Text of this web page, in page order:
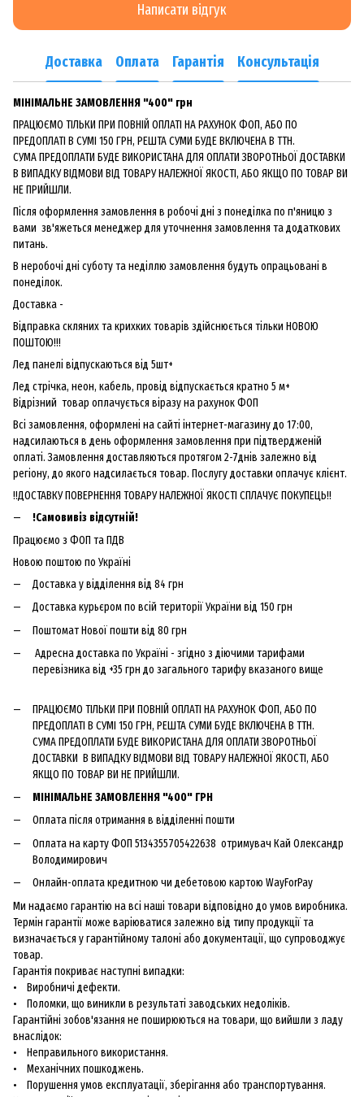
Написати відгук
Доставка Оплата Гарантія Консультація
МІНІМАЛЬНЕ ЗАМОВЛЕННЯ "400" грн
ПРАЦЮЄМО ТІЛЬКИ ПРИ ПОВНІЙ ОПЛАТІ НА РАХУНОК ФОП, АБО ПО
ПРЕДОПЛАТІ В СУМІ 150 ГРН, РЕШТА СУМИ БУДЕ ВКЛЮЧЕНА В ТТН.
СУМА ПРЕДОПЛАТИ БУДЕ ВИКОРИСТАНА ДЛЯ ОПЛАТИ ЗВОРОТНЬОЇ ДОСТАВКИ
В ВИПАДКУ ВІДМОВИ ВІД ТОВАРУ НАЛЕЖНОЇ ЯКОСТІ, АБО ЯКЩО ПО ТОВАР ВИ
НЕ ПРИЙШЛИ.
Після оформлення замовлення в робочі дні з понеділка по п'яницю з
вами зв'яжеться менеджер для уточнення замовлення та додаткових
питань.
В неробочі дні суботу та неділлю замовлення будуть опрацьовані в
понеділок.
Доставка -
Відправка скляних та крихких товарів здійснюється тільки НОВОЮ
ПОШТОЮ!!!
Лед панелі відпускаються від 5шт+
Лед стрічка, неон, кабель, провід відпускається кратно 5 м+
Відрізний товар оплачується віразу на рахунок ФОП
Всі замовлення, оформлені на сайті інтернет-магазину до 17:00,
надсилаються в день оформлення замовлення при підтвердженій
оплаті. Замовлення доставляються протягом 2-7днів залежно від
регіону, до якого надсилається товар. Послугу доставки оплачує клієнт.
!!ДОСТАВКУ ПОВЕРНЕННЯ ТОВАРУ НАЛЕЖНОЇ ЯКОСТІ СПЛАЧУЄ ПОКУПЕЦЬ!!
!Самовивіз відсутній!
Працюємо з ФОП та ПДВ
Новою поштою по Україні
Доставка у відділення від 84 грн
Доставка курьєром по всій території України від 150 грн
Поштомат Нової пошти від 80 грн
Адресна доставка по Україні - згідно з діючими тарифами
перевізника від +35 грн до загального тарифу вказаного вище
ПРАЦЮЄМО ТІЛЬКИ ПРИ ПОВНІЙ ОПЛАТІ НА РАХУНОК ФОП, АБО ПО
ПРЕДОПЛАТІ В СУМІ 150 ГРН, РЕШТА СУМИ БУДЕ ВКЛЮЧЕНА В ТТН.
СУМА ПРЕДОПЛАТИ БУДЕ ВИКОРИСТАНА ДЛЯ ОПЛАТИ ЗВОРОТНЬОЇ
ДОСТАВКИ В ВИПАДКУ ВІДМОВИ ВІД ТОВАРУ НАЛЕЖНОЇ ЯКОСТІ, АБО
ЯКЩО ПО ТОВАР ВИ НЕ ПРИЙШЛИ.
МІНІМАЛЬНЕ ЗАМОВЛЕННЯ "400" ГРН
Оплата після отримання в відділенні пошти
Оплата на карту ФОП 5134355705422638 отримувач Кай Олександр
Володимирович
Онлайн-оплата кредитною чи дебетовою картою WayForPay
Ми надаємо гарантію на всі наші товари відповідно до умов виробника.
Термін гарантії може варіюватися залежно від типу продукції та
визначається у гарантійному талоні або документації, що супроводжує
товар.
Гарантія покриває наступні випадки:
• Виробничі дефекти.
• Поломки, що виникли в результаті заводських недоліків.
Гарантійні зобов'язання не поширюються на товари, що вийшли з ладу
внаслідок:
• Неправильного використання.
• Механічних пошкоджень.
• Порушення умов експлуатації, зберігання або транспортування.